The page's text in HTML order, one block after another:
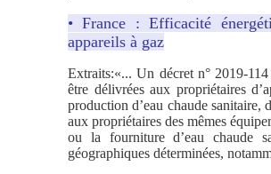
• France : Efficacité
appareils à gaz
Extraits:«... Un décret n° 2019-
être délivrées aux propriétaires
production d’eau chaude sanitaire,
aux propriétaires des mêmes
ou la fourniture d’eau chaude
géographiques déterminées,